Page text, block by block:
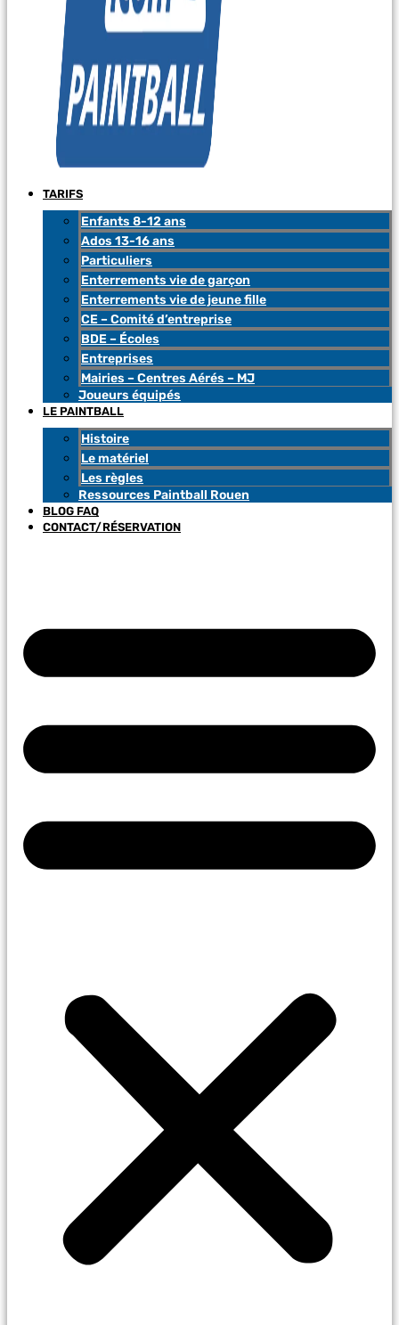
TARIFS
Enfants 8-12 ans
Ados 13-16 ans
Particuliers
Enterrements vie de garçon
Enterrements vie de jeune fille
CE – Comité d’entreprise
BDE – Écoles
Entreprises
Mairies – Centres Aérés – MJ
Joueurs équipés
LE PAINTBALL
Histoire
Le matériel
Les règles
Ressources Paintball Rouen
BLOG FAQ
CONTACT/RÉSERVATION